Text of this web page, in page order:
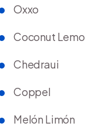
Oxxo
Coconut
Chedraui
Coppel
Melón Limón